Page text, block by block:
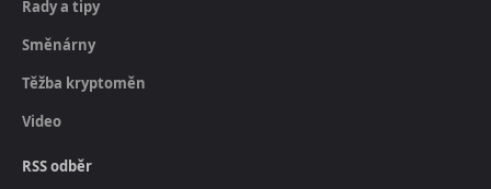
Rady a tipy
Směnárny
Těžba kryptoměn
Video
RSS odběr